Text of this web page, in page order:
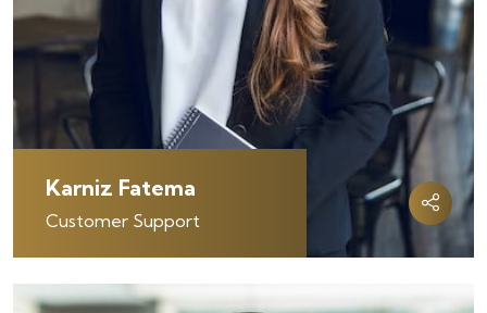
Karniz Fatema
Customer Support